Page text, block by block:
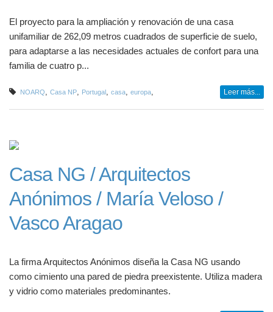
El proyecto para la ampliación y renovación de una casa
unifamiliar de 262,09 metros cuadrados de superficie de suelo,
para adaptarse a las necesidades actuales de confort para una
familia de cuatro p...
NOARQ, Casa NP, Portugal, casa, europa, Leer más...
Casa NG / Arquitectos
Anónimos / María Veloso /
Vasco Aragao
La firma Arquitectos Anónimos diseña la Casa NG usando
como cimiento una pared de piedra preexistente. Utiliza madera
y vidrio como materiales predominantes.